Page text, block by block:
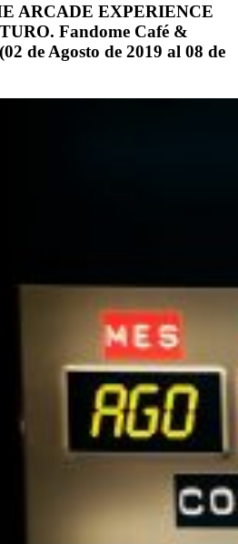
ARCADE EXPERIENCE
Fandome Café &
de Agosto de 2019 al 08 de